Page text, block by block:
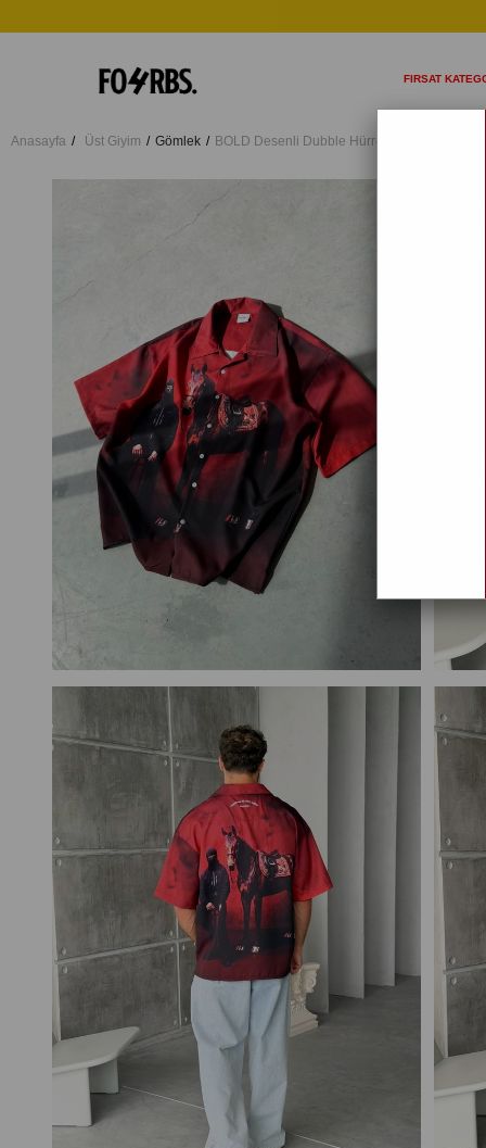
FIRSAT
Anasayfa Üst Giyim Gömlek BOLD Desenli Dubble Hürrem Kumaş